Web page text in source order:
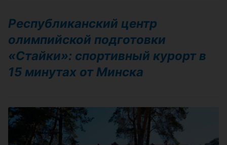
Республиканский центр
олимпийской подготовки
«Стайки»: спортивный курорт в
15 минутах от Минска